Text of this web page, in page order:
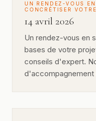
UN RENDEZ-VOUS
CONCRÉTISER
14 avril 2026
Un rendez-vous en
bases de votre
conseils d'expert.